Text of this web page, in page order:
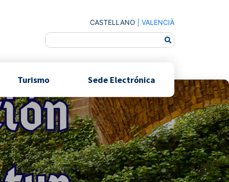
CASTELLANO VALENCIÀ
Turismo Sede Electrónica